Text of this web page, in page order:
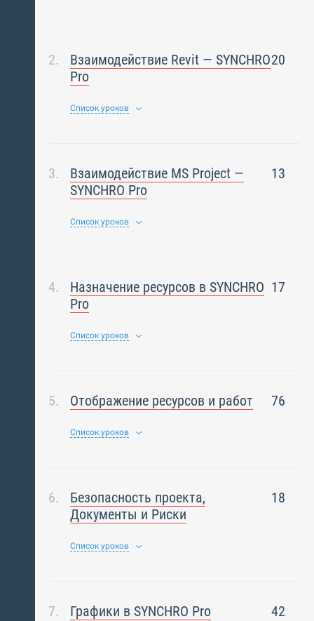
Взаимодействие Revit — SYNCHRO
Pro
20
Список уроков
Взаимодействие MS Project —
SYNCHRO Pro
13
Список уроков
Назначение ресурсов в SYNCHRO
Pro
17
Список уроков
Отображение ресурсов и работ 76
Список уроков
Безопасность проекта,
Документы и Риски
18
Список уроков
Графики в SYNCHRO Pro 42